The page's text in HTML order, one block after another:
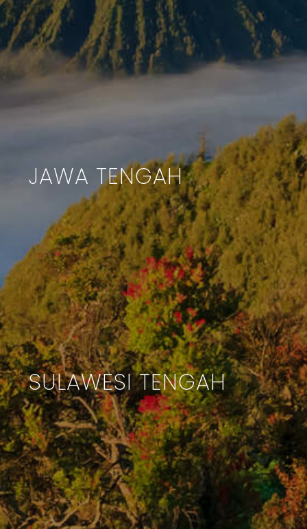
JAWA TENGAH
SULAWESI TENGAH